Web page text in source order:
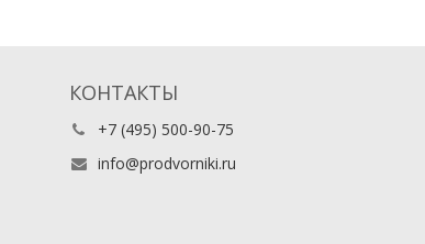
КОНТАКТЫ
+7 (495) 500-90-75
info@prodvorniki.ru